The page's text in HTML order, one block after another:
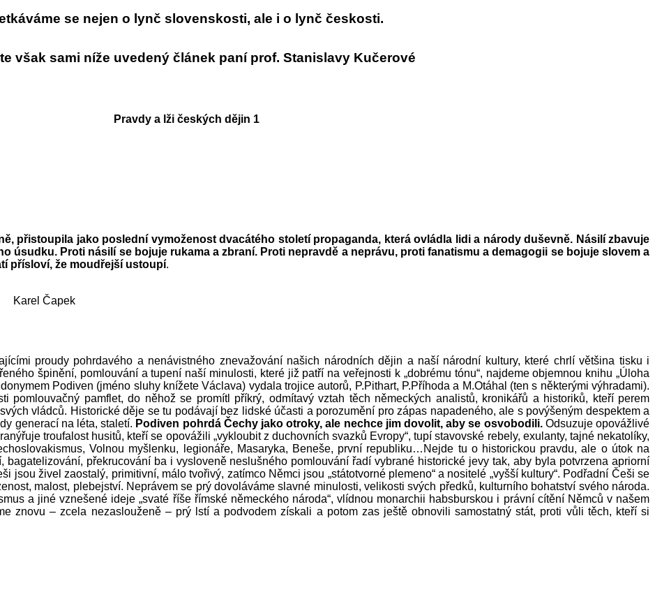
se nejen o lynč slovenskosti, ale i o lynč českosti.
však sami níže uvedený článek paní prof. Stanislavy Kučerové
Pravdy a lži českých dějin 1
přistoupila jako poslední vymoženost dvacátého století propaganda, která ovládla lidi a národy duševně. Násilí zbavuje
úsudku. Proti násilí se bojuje rukama a zbraní. Proti nepravdě a neprávu, proti fanatismu a demagogii se bojuje slovem a
přísloví, že moudřejší ustoupí.
proudy pohrdavého a nenávistného znevažování našich národních dějin a naší národní kultury, které chrlí většina tisku i
špinění, pomlouvání a tupení naší minulosti, které již patří na veřejnosti k „dobrému tónu“, najdeme objemnou knihu „Úloha
Podiven (jméno sluhy knížete Václava) vydala trojice autorů, P.Pithart, P.Příhoda a M.Otáhal (ten s některými výhradami).
pomlouvačný pamflet, do něhož se promítl příkrý, odmítavý vztah těch německých analistů, kronikářů a historiků, kteří perem
vládců. Historické děje se tu podávají bez lidské účasti a porozumění pro zápas napadeného, ale s povýšeným despektem a
generací na léta, staletí. Podiven pohrdá Čechy jako otroky, ale nechce jim dovolit, aby se osvobodili.Odsuzuje opovážlivé
troufalost husitů, kteří se opovážili „vykloubit z duchovních svazků Evropy“, tupí stavovské rebely, exulanty, tajné nekatolíky,
Volnou myšlenku, legionáře, Masaryka, Beneše, první republiku…Nejde tu o historickou pravdu, ale o útok na
bagatelizování, překrucování ba i vysloveně neslušného pomlouvání řadí vybrané historické jevy tak, aby byla potvrzena apriorní
jsou živel zaostalý, primitivní, málo tvořivý, zatímco Němci jsou „státotvorné plemeno“ a nositelé „vyšší kultury“. Podřadní Češi se
malost, plebejství. Neprávem se prý dovoláváme slavné minulosti, velikosti svých předků, kulturního bohatství svého národa.
a jiné vznešené ideje „svaté říše římské německého národa“, vlídnou monarchii habsburskou i právní cítění Němců v našem
znovu – zcela nezaslouženě – prý lstí a podvodem získali a potom zas ještě obnovili samostatný stát, proti vůli těch, kteří si